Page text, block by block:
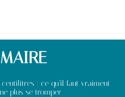
: ce qu’il faut vraiment
plus se tromper